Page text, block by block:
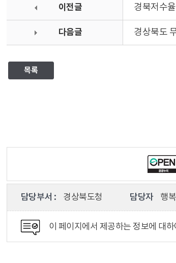
이전글 경북저수
다음글 경상북도
목록
담당부서 : 경상북도청 담당자 행
이 페이지에서 제공하는 정보에 대